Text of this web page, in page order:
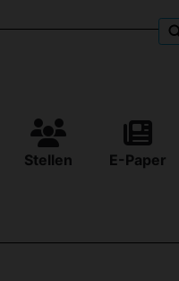
Stellen E-Paper